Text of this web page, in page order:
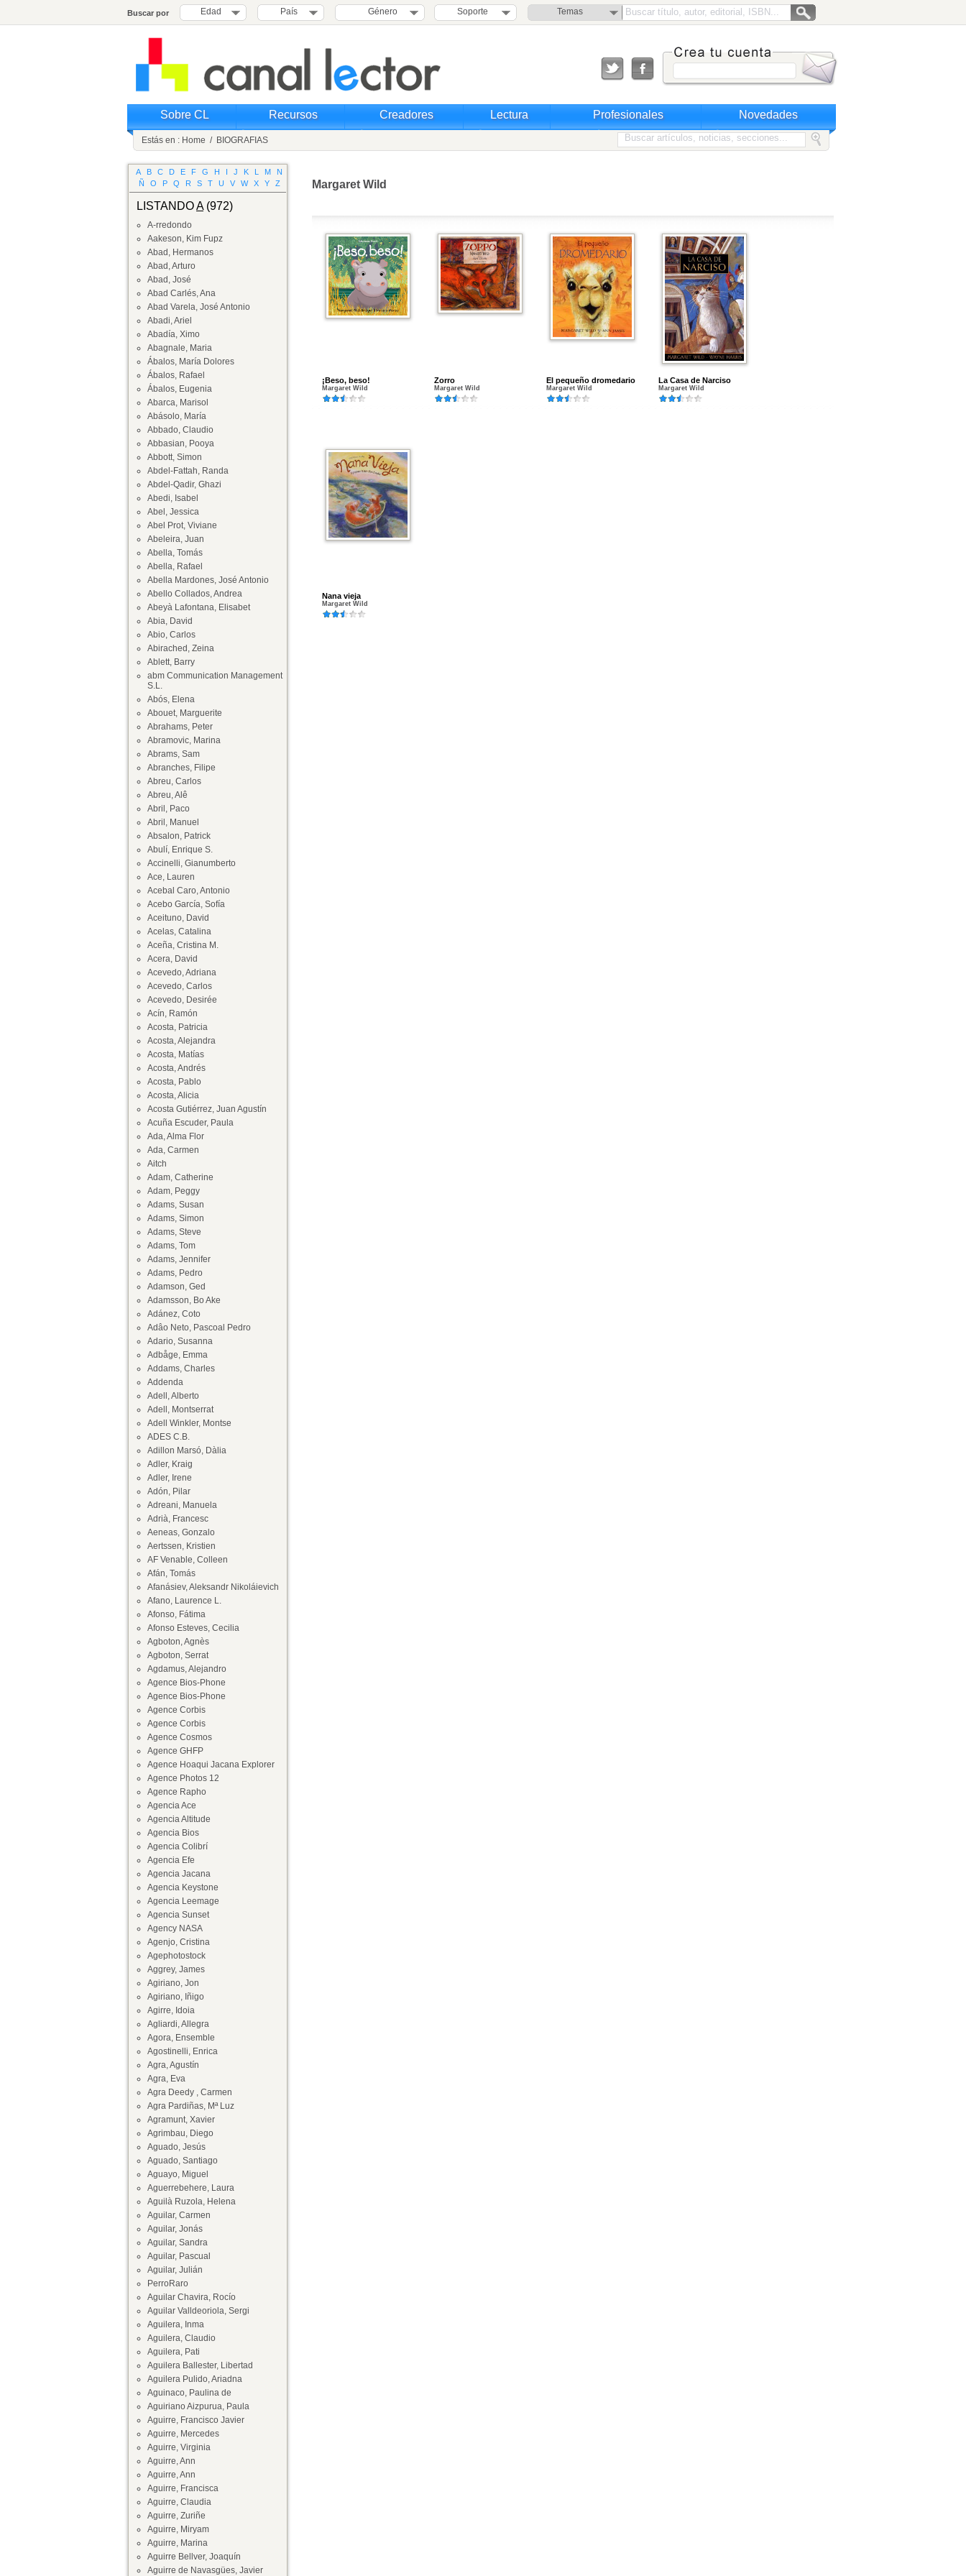
Buscar por Edad País Género Soporte Temas
Sobre CL Recursos Creadores Lectura Profesionales Novedades
Estás en : Home / BIOGRAFIAS
A B C D E F G H I J K L M
N
Ñ
O P Q R S T U V W X Y Z
LISTANDOA(972)
A-rredondo
Aakeson, Kim Fupz
Abad, Hermanos
Abad, Arturo
Abad, José
Abad Carlés, Ana
Abad Varela, José Antonio
Abadi, Ariel
Abadía, Ximo
Abagnale, Maria
Ábalos, María Dolores
Ábalos, Rafael
Ábalos, Eugenia
Abarca, Marisol
Abásolo, María
Abbado, Claudio
Abbasian, Pooya
Abbott, Simon
Abdel-Fattah, Randa
Abdel-Qadir, Ghazi
Abedi, Isabel
Abel, Jessica
Abel Prot, Viviane
Abeleira, Juan
Abella, Tomás
Abella, Rafael
Abella Mardones, José Antonio
Abello Collados, Andrea
Abeyà Lafontana, Elisabet
Abia, David
Abio, Carlos
Abirached, Zeina
Ablett, Barry
abm Communication Management
S.L.
Abós, Elena
Abouet, Marguerite
Abrahams, Peter
Abramovic, Marina
Abrams, Sam
Abranches, Filipe
Abreu, Carlos
Abreu, Alê
Abril, Paco
Abril, Manuel
Absalon, Patrick
Abulí, Enrique S.
Accinelli, Gianumberto
Ace, Lauren
Acebal Caro, Antonio
Acebo García, Sofía
Aceituno, David
Acelas, Catalina
Aceña, Cristina M.
Acera, David
Acevedo, Adriana
Acevedo, Carlos
Acevedo, Desirée
Acín, Ramón
Acosta, Patricia
Acosta, Alejandra
Acosta, Matías
Acosta, Andrés
Acosta, Pablo
Acosta, Alicia
Acosta Gutiérrez, Juan Agustín
Acuña Escuder, Paula
Ada, Alma Flor
Ada, Carmen
Aitch
Adam, Catherine
Adam, Peggy
Adams, Susan
Adams, Simon
Adams, Steve
Adams, Tom
Adams, Jennifer
Adams, Pedro
Adamson, Ged
Adamsson, Bo Ake
Adánez, Coto
Adâo Neto, Pascoal Pedro
Adario, Susanna
Adbåge, Emma
Addams, Charles
Addenda
Adell, Alberto
Adell, Montserrat
Adell Winkler, Montse
ADES C.B.
Adillon Marsó, Dàlia
Adler, Kraig
Adler, Irene
Adón, Pilar
Adreani, Manuela
Adrià, Francesc
Aeneas, Gonzalo
Aertssen, Kristien
AF Venable, Colleen
Afán, Tomás
Afanásiev, Aleksandr Nikoláievich
Afano, Laurence L.
Afonso, Fátima
Afonso Esteves, Cecilia
Agboton, Agnès
Agboton, Serrat
Agdamus, Alejandro
Agence Bios-Phone
Agence Bios-Phone
Agence Corbis
Agence Corbis
Agence Cosmos
Agence GHFP
Agence Hoaqui Jacana Explorer
Agence Photos 12
Agence Rapho
Agencia Ace
Agencia Altitude
Agencia Bios
Agencia Colibrí
Agencia Efe
Agencia Jacana
Agencia Keystone
Agencia Leemage
Agencia Sunset
Agency NASA
Agenjo, Cristina
Agephotostock
Aggrey, James
Agiriano, Jon
Agiriano, Iñigo
Agirre, Idoia
Agliardi, Allegra
Agora, Ensemble
Agostinelli, Enrica
Agra, Agustín
Agra, Eva
Agra Deedy , Carmen
Agra Pardiñas, Mª Luz
Agramunt, Xavier
Agrimbau, Diego
Aguado, Jesús
Aguado, Santiago
Aguayo, Miguel
Aguerrebehere, Laura
Aguilà Ruzola, Helena
Aguilar, Carmen
Aguilar, Jonás
Aguilar, Sandra
Aguilar, Pascual
Aguilar, Julián
PerroRaro
Aguilar Chavira, Rocío
Aguilar Valldeoriola, Sergi
Aguilera, Inma
Aguilera, Claudio
Aguilera, Pati
Aguilera Ballester, Libertad
Aguilera Pulido, Ariadna
Aguinaco, Paulina de
Aguiriano Aizpurua, Paula
Aguirre, Francisco Javier
Aguirre, Mercedes
Aguirre, Virginia
Aguirre, Ann
Aguirre, Ann
Aguirre, Francisca
Aguirre, Claudia
Aguirre, Zuriñe
Aguirre, Miryam
Aguirre, Marina
Aguirre Bellver, Joaquín
Aguirre de Navasgües, Javier
Margaret Wild
¡Beso, beso!
Margaret Wild
Zorro
Margaret Wild
El pequeño dromedario
Margaret Wild
La Casa de Narciso
Margaret Wild
Nana vieja
Margaret Wild